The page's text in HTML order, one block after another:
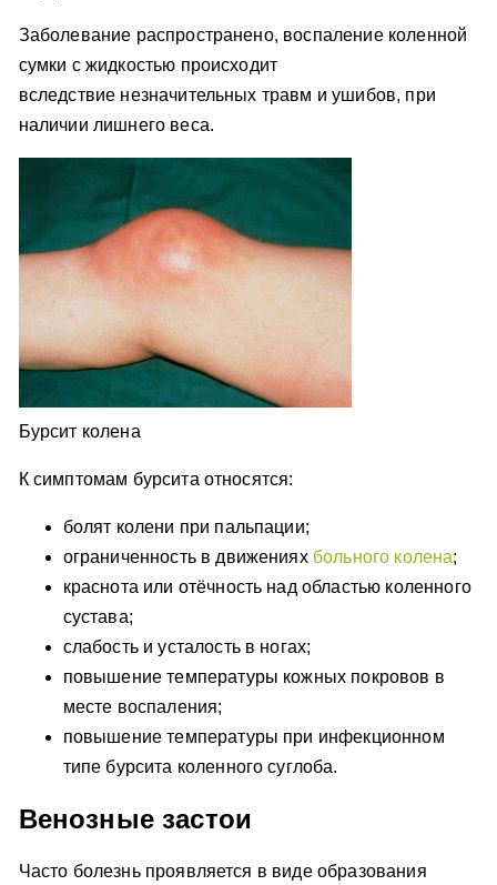
Заболевание распространено, воспаление коленной
сумки с жидкостью происходит
вследствие незначительных травм и ушибов, при
наличии лишнего веса.
Бурсит колена
К симптомам бурсита относятся:
болят колени при пальпации;
ограниченность в движениях больного колена;
краснота или отёчность над областью коленного
сустава;
слабость и усталость в ногах;
повышение температуры кожных покровов в
месте воспаления;
повышение температуры при инфекционном
типе бурсита коленного суглоба.
Венозные застои
Часто болезнь проявляется в виде образования